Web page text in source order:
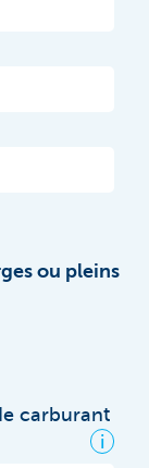
ou pleins
carburant
i